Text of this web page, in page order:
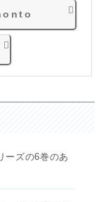
ーズの6巻のあ